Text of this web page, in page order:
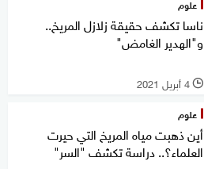
علوم
ناسا تكشف حقيقة زلازل المريخ..
و"الهدير الغامض"
l 4 أبريل 2021
علوم
أين ذهبت مياه المريخ التي حيرت
العلماء؟.. دراسة تكشف "السر"